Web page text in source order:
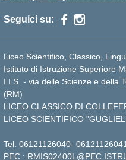
Seguici su:
Liceo Scientifico, Classico,
Istituto di Istruzione Superiore
I.I.S. - via delle Scienze e della
(RM)
LICEO CLASSICO DI
LICEO SCIENTIFICO
Tel. 06121126040- 06121126041
PEC :